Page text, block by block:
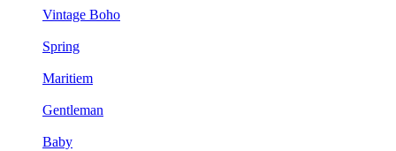
Vintage Boho
Spring
Maritiem
Gentleman
Baby